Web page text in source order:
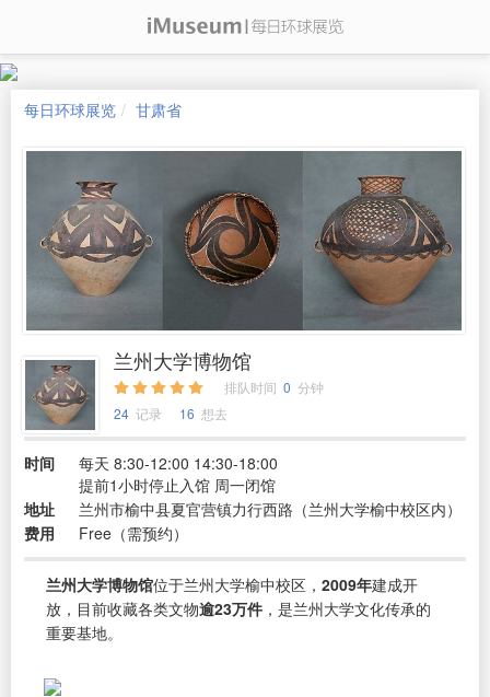
每日环球展览 甘肃省
兰州大学博物馆
排队时间 0 分钟
24 记录 16 想去
时间
每天 8:30-12:00 14:30-18:00
提前1小时停止入馆 周一闭馆
地址
兰州市榆中县夏官营镇力行西路（兰州大学榆中校区内）
费用
Free（需预约）
兰州大学博物馆位于兰州大学榆中校区， 2009年建成开
放，目前收藏各类文物逾23万件 ，是兰州大学文化传承的
重要基地。